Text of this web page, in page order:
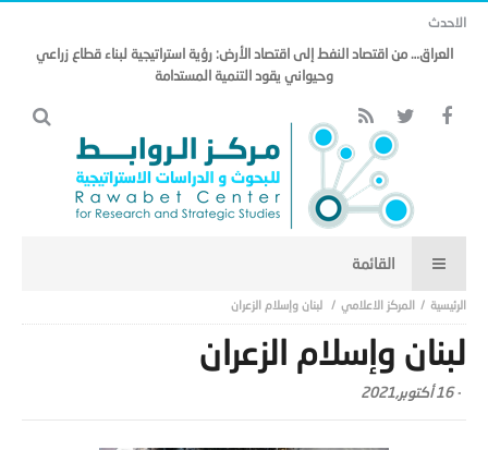
الاحدث
العراق… من اقتصاد النفط إلى اقتصاد الأرض: رؤية استراتيجية لبناء قطاع زراعي
وحيواني يقود التنمية المستدامة
المركز الاعلامي لبنان وإسلام الزعران
لبنان وإسلام الزعران
-16 أكتوبر,2021